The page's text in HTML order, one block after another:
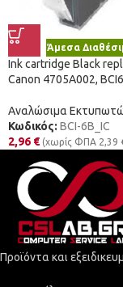
Άμεσα
Ink cartridge Black
Canon 4705A002,
Αναλώσιμα
Κωδικός: BCI-6B_IC
2,96 € (χωρίς ΦΠΑ 2,39
Προϊόντα και